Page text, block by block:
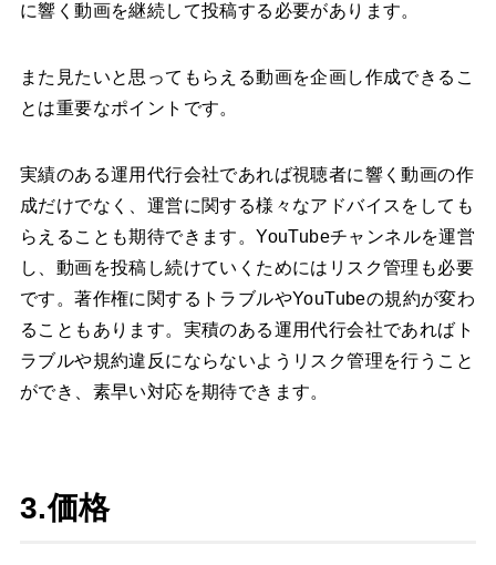
に響く動画を継続して投稿する必要があります。
また見たいと思ってもらえる動画を企画し作成できるこ
とは重要なポイントです。
実績のある運用代行会社であれば視聴者に響く動画の作
成だけでなく、運営に関する様々なアドバイスをしても
らえることも期待できます。YouTubeチャンネルを運営
し、動画を投稿し続けていくためにはリスク管理も必要
です。著作権に関するトラブルやYouTubeの規約が変わ
ることもあります。実積のある運用代行会社であればト
ラブルや規約違反にならないようリスク管理を行うこと
ができ、素早い対応を期待できます。
3.価格